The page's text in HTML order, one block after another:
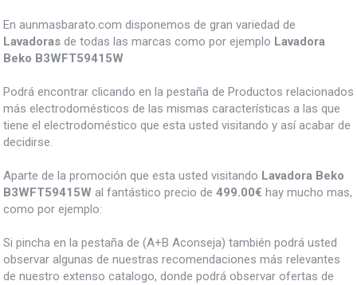
En aunmasbarato.com disponemos de gran variedad de
Lavadoras de todas las marcas como por ejemplo Lavadora
Beko B3WFT59415W
Podrá encontrar clicando en la pestaña de Productos relacionados
más electrodomésticos de las mismas características a las que
tiene el electrodoméstico que esta usted visitando y así acabar de
decidirse.
Aparte de la promoción que esta usted visitando Lavadora Beko
B3WFT59415W al fantástico precio de 499.00€ hay mucho mas,
como por ejemplo:
Si pincha en la pestaña de (A+B Aconseja) también podrá usted
observar algunas de nuestras recomendaciones más relevantes
de nuestro extenso catalogo, donde podrá observar ofertas de